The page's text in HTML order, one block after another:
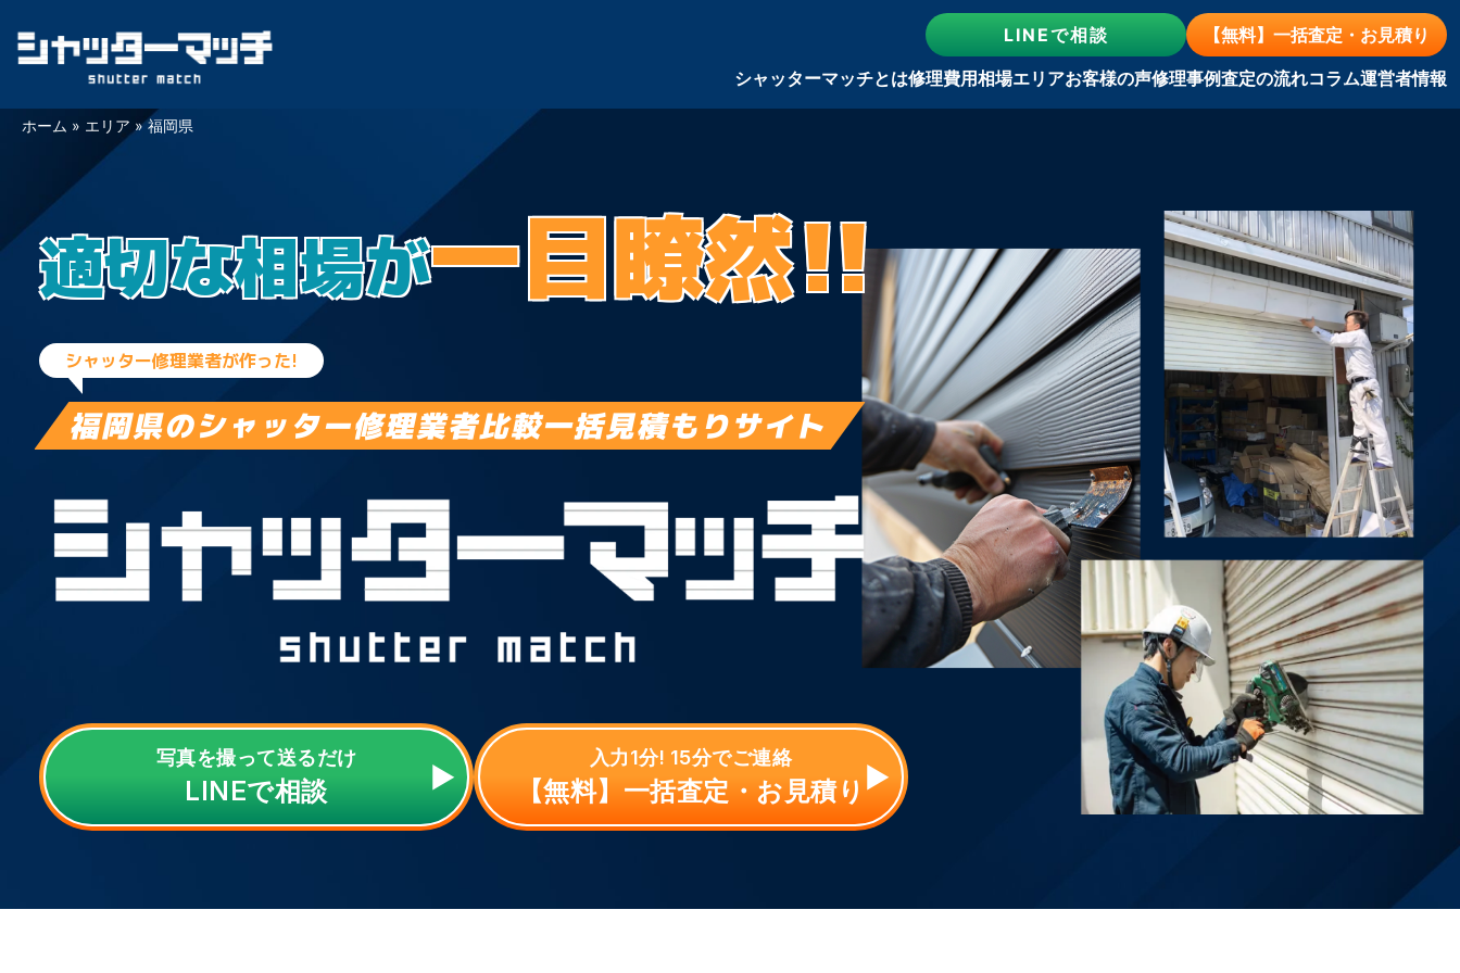
Skip
LINEで相談
【無料】一括査定・お見積り
シャッターマッチとは修理費用相場エリアお客様の声修理事例査定の流れコラム運営者情報
ホーム » エリア »福岡県
適切な相場が一目瞭然!!
シャッター修理業者が作った!
福岡県のシャッター修理業者比較一括見積もりサイト
写真を撮って送るだけ
LINEで相談
入力1分! 15分でご連絡
【無料】一括査定・お見積り